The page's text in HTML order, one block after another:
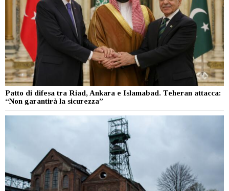
Patto di difesa tra Riad, Ankara e Islamabad. Teheran attacca:
“Non garantirà la sicurezza”